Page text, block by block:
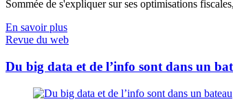
Sommée de s'expliquer sur ses optimisations
En savoir plus
Revue du web
Du big data et de l’info sont dans un